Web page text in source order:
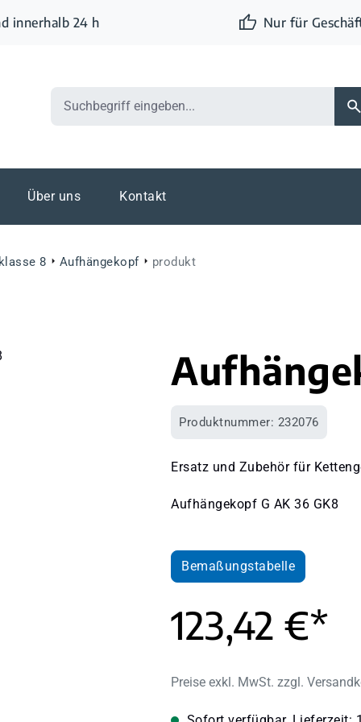
innerhalb 24 h Nur für
Über uns Kontakt
8 Aufhängekopf produkt
Produktnummer: 232076
Ersatz und Zubehör für
Aufhängekopf G AK 36 GK8
Bemaßungstabelle
123,42 €*
Preise exkl. MwSt. zzgl.